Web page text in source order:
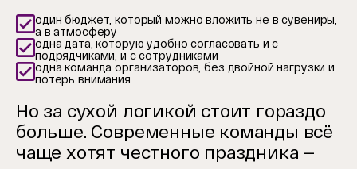
один бюджет, который можно вложить не в сувениры,
а в атмосферу
одна дата, которую удобно согласовать и с
подрядчиками, и с сотрудниками
одна команда организаторов, без двойной нагрузки и
потерь внимания
Но за сухой логикой стоит гораздо
больше. Современные команды всё
чаще хотят честного праздника —